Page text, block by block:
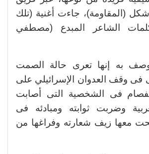
(المقاومة)، جاءت أغنية (تلك
الشاعر المبدع (مصطفي
به إنها تعرى حالة الصمت
فى وقف العدوان الإسرائيلي على
فى الشخصية التى أصابت
وضربت ثوابته ومبادئه فى
معها زيف شعارته وفراغها من